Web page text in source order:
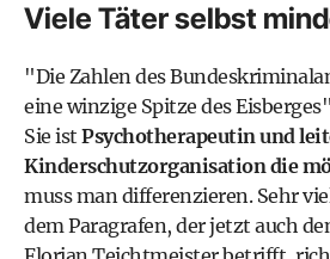
Viele Täter selbst
"Die Zahlen des
eine winzige Spitze des
Sie ist Psychotherapeutin und
Kinderschutzorganisation die
muss man differenzieren. Sehr
dem Paragrafen, der jetzt auch